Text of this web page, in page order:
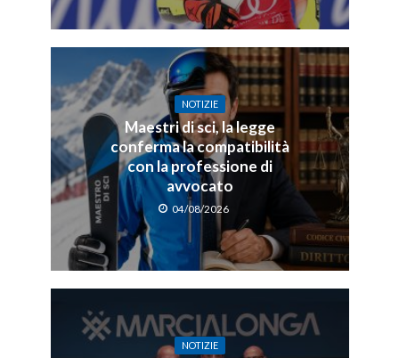
NOTIZIE
Maestri di sci, la legge
conferma la compatibilità
con la professione di
avvocato
04/08/2026
NOTIZIE